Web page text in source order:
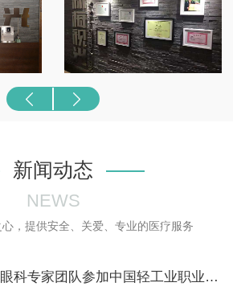
新闻动态
NEWS
，提供安全、关爱、专业的医疗服务
新梅眼科专家团队参加中国轻工业职业能力评